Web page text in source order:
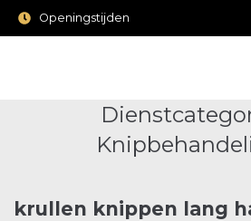
Openingstijden
krullen knippen lang